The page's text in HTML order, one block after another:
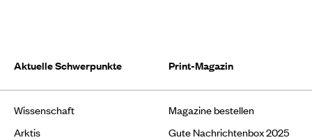
Aktuelle Schwerpunkte
Wissenschaft
Arktis
Print-Magazin
Magazine bestellen
Gute Nachrichtenbox 2025